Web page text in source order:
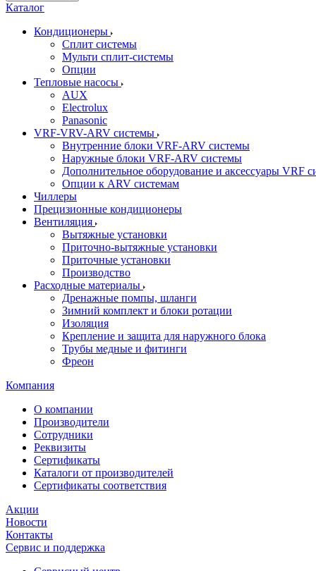
Каталог
Кондиционеры
Сплит системы
Мульти сплит-системы
Опции
Тепловые насосы
AUX
Electrolux
Panasonic
VRF-VRV-ARV системы
Внутренние блоки VRF-ARV системы
Наружные блоки VRF-ARV системы
Дополнительное оборудование и аксессуары VRF
Опции к ARV системам
Чиллеры
Прецизионные кондиционеры
Вентиляция
Вытяжные установки
Приточно-вытяжные установки
Приточные установки
Производство
Расходные материалы
Дренажные помпы, шланги
Зимний комплект и блоки ротации
Изоляция
Крепление и защита для наружного блока
Трубы медные и фитинги
Фреон
Компания
О компании
Производители
Сотрудники
Реквизиты
Сертификаты
Каталоги от производителей
Сертификаты соответствия
Акции
Новости
Контакты
Сервис и поддержка